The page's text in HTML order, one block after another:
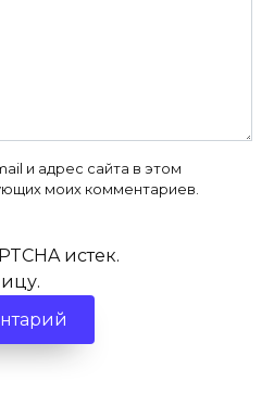
и адрес сайта в этом
моих комментариев.
истек.